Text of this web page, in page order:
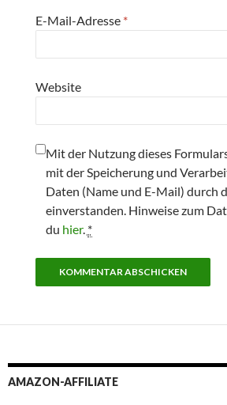
E-Mail-Adresse *
Website
Mit der Nutzung dieses
mit der Speicherung und
Daten (Name und E-Mail) durch
einverstanden. Hinweise zum
du hier. *
AMAZON-AFFILIATE